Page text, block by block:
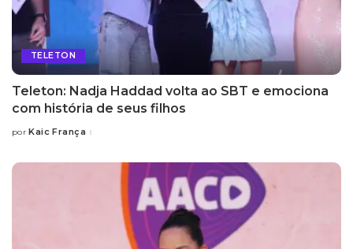
TELETON
Teleton: Nadja Haddad volta ao SBT e emociona
com história de seus filhos
Posted
por Kaic França